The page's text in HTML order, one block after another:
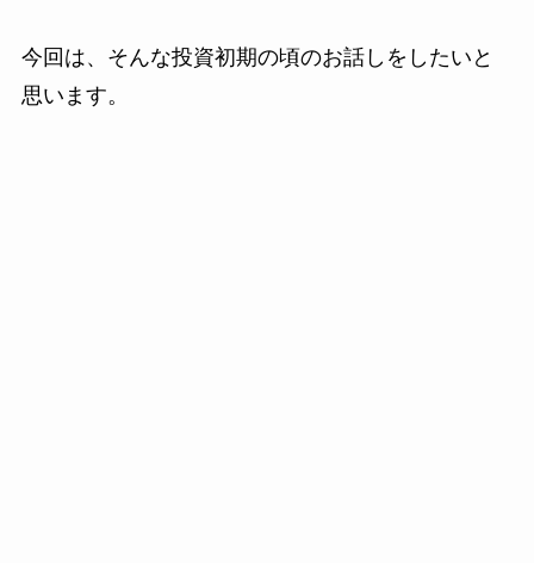
今回は、そんな投資初期の頃のお話しをしたいと
思います。